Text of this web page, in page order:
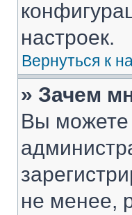
настроек.
Вернуться к
» Зачем
Вы можете
не менее,